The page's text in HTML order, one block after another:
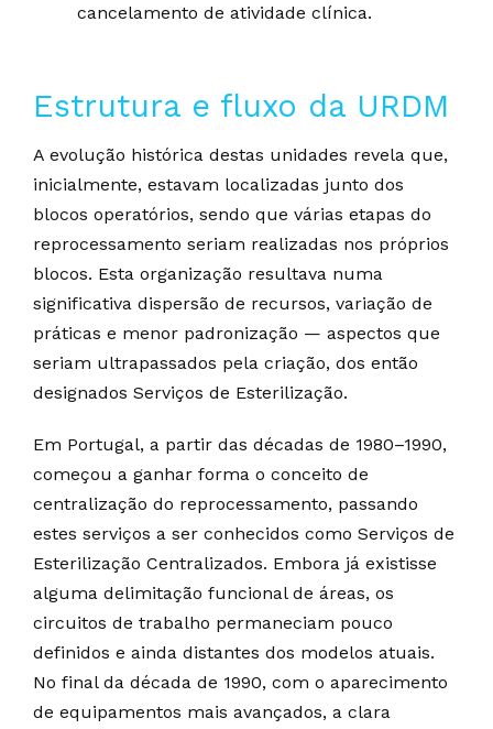
cancelamento de atividade clínica.
Estrutura e fluxo da URDM
A evolução histórica destas unidades revela que,
inicialmente, estavam localizadas junto dos
blocos operatórios, sendo que várias etapas do
reprocessamento seriam realizadas nos próprios
blocos. Esta organização resultava numa
significativa dispersão de recursos, variação de
práticas e menor padronização — aspectos que
seriam ultrapassados pela criação, dos então
designados Serviços de Esterilização.
Em Portugal, a partir das décadas de 1980–1990,
começou a ganhar forma o conceito de
centralização do reprocessamento, passando
estes serviços a ser conhecidos como Serviços de
Esterilização Centralizados. Embora já existisse
alguma delimitação funcional de áreas, os
circuitos de trabalho permaneciam pouco
definidos e ainda distantes dos modelos atuais.
No final da década de 1990, com o aparecimento
de equipamentos mais avançados, a clara